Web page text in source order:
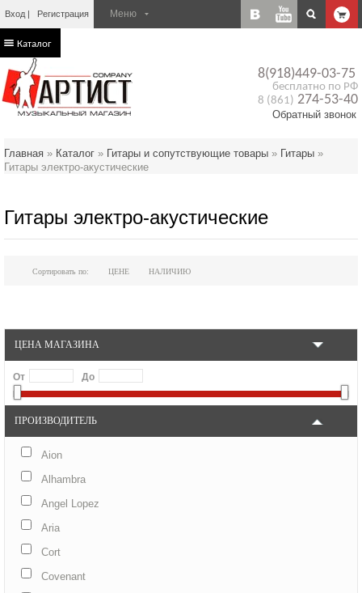
Вход Регистрация
8(918)449-03-75
бесплатно по РФ
8 (861) 274-53-40
Обратный звонок
Каталог
Главная » Каталог » Гитары и сопутствующие товары » Гитары »
Гитары электро-акустические
Гитары электро-акустические
Сортировать по: ЦЕНЕ НАЛИЧИЮ
ЦЕНА МАГАЗИНА
От До
ПРОИЗВОДИТЕЛЬ
Aion
Alhambra
Angel Lopez
Aria
Cort
Covenant